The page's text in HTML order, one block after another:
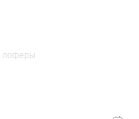
лоферы